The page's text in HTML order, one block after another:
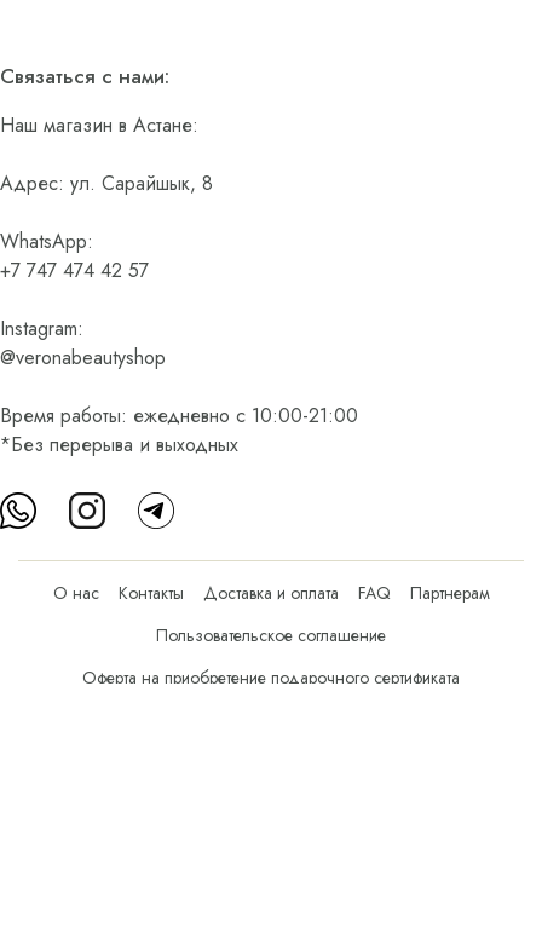
Связаться с нами:
Наш магазин в Астане:
Адрес: ул. Сарайшык, 8
WhatsApp:
+7 747 474 42 57
Instagram:
@veronabeautyshop
Время работы: ежедневно с 10:00-21:00
*Без перерыва и выходных
О нас Контакты Доставка и оплата FAQ
Партнерам
Пользовательское соглашение
Оферта на приобретение подарочного сертификата